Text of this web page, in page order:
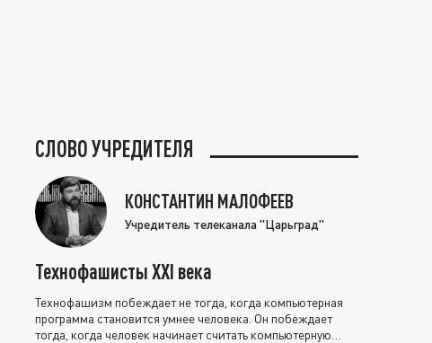
СЛОВО УЧРЕДИТЕЛЯ
КОНСТАНТИН МАЛОФЕЕВ
Учредитель телеканала "Царьград"
Технофашисты XXI века
Технофашизм побеждает не тогда, когда компьютерная
программа становится умнее человека. Он побеждает
тогда, когда человек начинает считать компьютерную